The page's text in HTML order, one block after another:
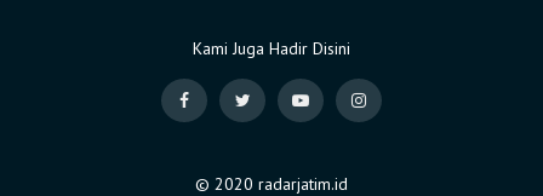
Kami Juga Hadir Disini
© 2020 radarjatim.id